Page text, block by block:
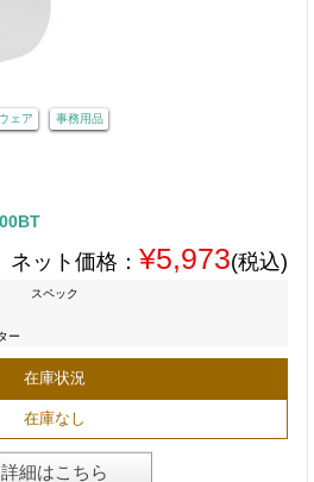
ェア 事務用品
ネット価格： ¥5,973(税込)
スペック
ー
在庫状況
在庫なし
詳細はこちら